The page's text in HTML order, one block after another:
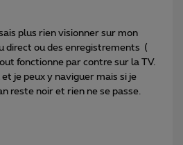
plus rien visionner sur mon
direct ou des enregistrements (
fonctionne par contre sur la TV.
et je peux y naviguer mais si je
reste noir et rien ne se passe.